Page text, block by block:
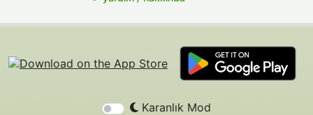
Karanlık Mod